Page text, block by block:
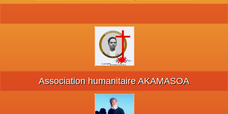
Association humanitaire AKAMASOA